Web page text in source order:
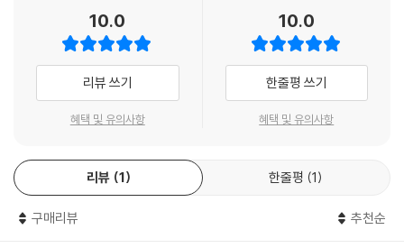
없는 공포가 어떻게 정치, 사회, 문화에 영향을 미치는지, 그로 인해 어떤
삶들이 실제로 파괴되고 있는지를 이론과 현장 양쪽을 넘나들며 낱낱이 파
헤친다. 주디스 버틀러가 1990년대에 개진한 젠더의 수행성 이론은 많은
이들에게 퀴어한 몸과 삶에 대한 타당한 설명을 제공함으로써 해방과 자유
의 감각을 선사했다. 그러나 그 이후의 젠더 논쟁에서 젠더가 성별 지칭에
싼 각축이 벌어졌다. 더욱이 ‘젠더’가 이데올로기라고 주장하는 반젠더 운
동에 의해 젠더는 두려움과 증오를 불러일으키며 공공연한 공격 대상이 되
었다. 가히 ‘반젠더 이데올로기’가 범람하는 시대인 것이다.
10.0
리뷰 쓰기
혜택 및 유의사항
10.0
한줄평 쓰기
혜택 및 유의사항
리뷰 1 한줄평 1
구매리뷰 추천순